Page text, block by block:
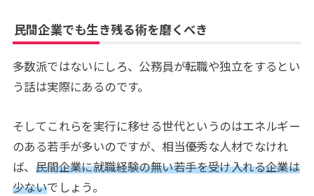
民間企業でも生き残る術を磨くべき
多数派ではないにしろ、公務員が転職や独立をするとい
う話は実際にあるのです。
そしてこれらを実行に移せる世代というのはエネルギー
のある若手が多いのですが、相当優秀な人材でなけれ
ば、 民間企業に就職経験の無い若手を受け入れる企業は
少ないでしょう。